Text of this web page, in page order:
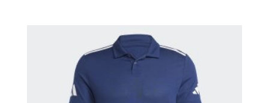
66,00 €
à
71,00 €